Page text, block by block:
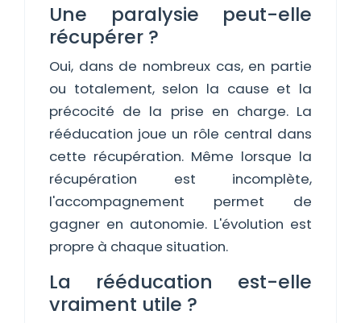
Une paralysie peut-elle
récupérer ?
Oui, dans de nombreux cas, en partie
ou totalement, selon la cause et la
précocité de la prise en charge. La
rééducation joue un rôle central dans
cette récupération. Même lorsque la
récupération est incomplète,
l'accompagnement permet de
gagner en autonomie. L'évolution est
propre à chaque situation.
La rééducation est-elle
vraiment utile ?